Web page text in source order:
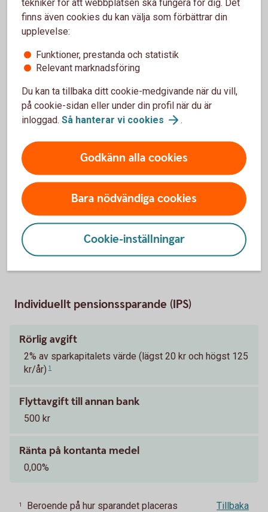
FTP– Fondförsäkring
70 kr
Entrélösning
Swedbank Generation Flex
Förvaltningsavgift
1
Automatisk sänkning av risk och avgift
närmare och under pensionen.
Tillbaka
FTP för anställda iförsäkringsbolag
Individuellt pensionssparande (IPS)
Rörlig avgift
2% av sparkapitalets värde (lägst 20 kr och högst 125
kr/år) 1
Flyttavgift till annan bank
500 kr
Ränta på kontanta medel
0,00%
1
Beroende på hur sparandet placeras
Tillbaka
finns även cookies du kan välja som förbättrar din
upplevelse:
Funktioner, prestanda och statistik
Relevant marknadsföring
Du kan ta tillbaka ditt cookie-medgivande när du vill,
på cookie-sidan eller under din profil när du är
inloggad. Så hanterar vi cookies .
Godkänn alla cookies
Bara nödvändiga cookies
Cookie-inställningar